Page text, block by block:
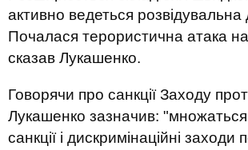
активно ведеться розвідувальна
Почалася терористична атака
сказав Лукашенко.
Говорячи про санкції Заходу
Лукашенко зазначив: "множаться
санкції і дискримінаційні заходи